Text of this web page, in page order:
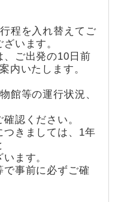
程を入れ替えてご
います。
ご出発の10日前
内いたします。
館等の運行状況、
認ください。
きましては、1年
ます。
事前に必ずご確